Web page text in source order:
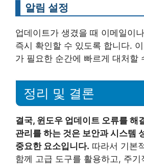
알림 설정
업데이트가 생겼을 때 이메일이
즉시 확인할 수 있도록 합니다.
가 필요한 순간에 빠르게 대처할
정리 및 결론
결국, 윈도우 업데이트 오류를 해
관리를 하는 것은 보안과 시스템
중요한 요소입니다. 따라서 기본
함께 고급 도구를 활용하고, 주기